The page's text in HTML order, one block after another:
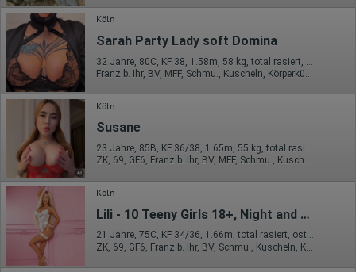
Köln
Sarah Party Lady soft Domina
Franz b. Ihr, BV, MFF, Schmu., Kuscheln, Körperküs., DSa, DSp
Köln
Susane
23 Jahre, 85B, KF 36/38, 1.65m, 55 kg, total rasiert, Latina
ZK, 69, GF6, Franz b. Ihr, BV, MFF, Schmu., Kuscheln
Köln
Lili - 10 Teeny Girls 18+, Night and Day
21 Jahre, 75C, KF 34/36, 1.66m, total rasiert, osteuropäisch